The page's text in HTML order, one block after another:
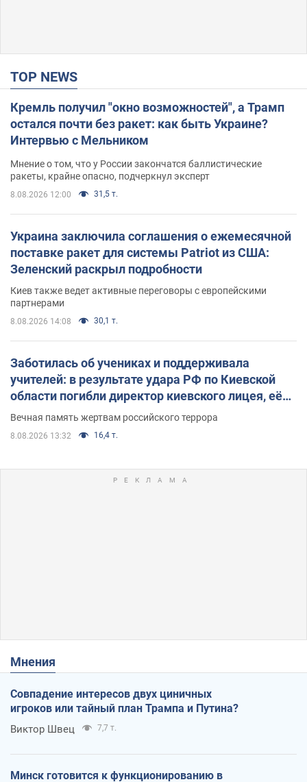
TOP NEWS
Кремль получил "окно возможностей", а Трамп
остался почти без ракет: как быть Украине?
Интервью с Мельником
Мнение о том, что у России закончатся баллистические
ракеты, крайне опасно, подчеркнул эксперт
8.08.2026 12:00 31,5 т.
Украина заключила соглашения о ежемесячной
поставке ракет для системы Patriot из США:
Зеленский раскрыл подробности
Киев также ведет активные переговоры с европейскими
партнерами
8.08.2026 14:08 30,1 т.
Заботилась об учениках и поддерживала
учителей: в результате удара РФ по Киевской
области погибли директор киевского лицея, её
муж и внук
Вечная память жертвам российского террора
8.08.2026 13:32 16,4 т.
Мнения
Совпадение интересов двух циничных
игроков или тайный план Трампа и Путина?
Виктор Швец 7,7 т.
Минск готовится к функционированию в